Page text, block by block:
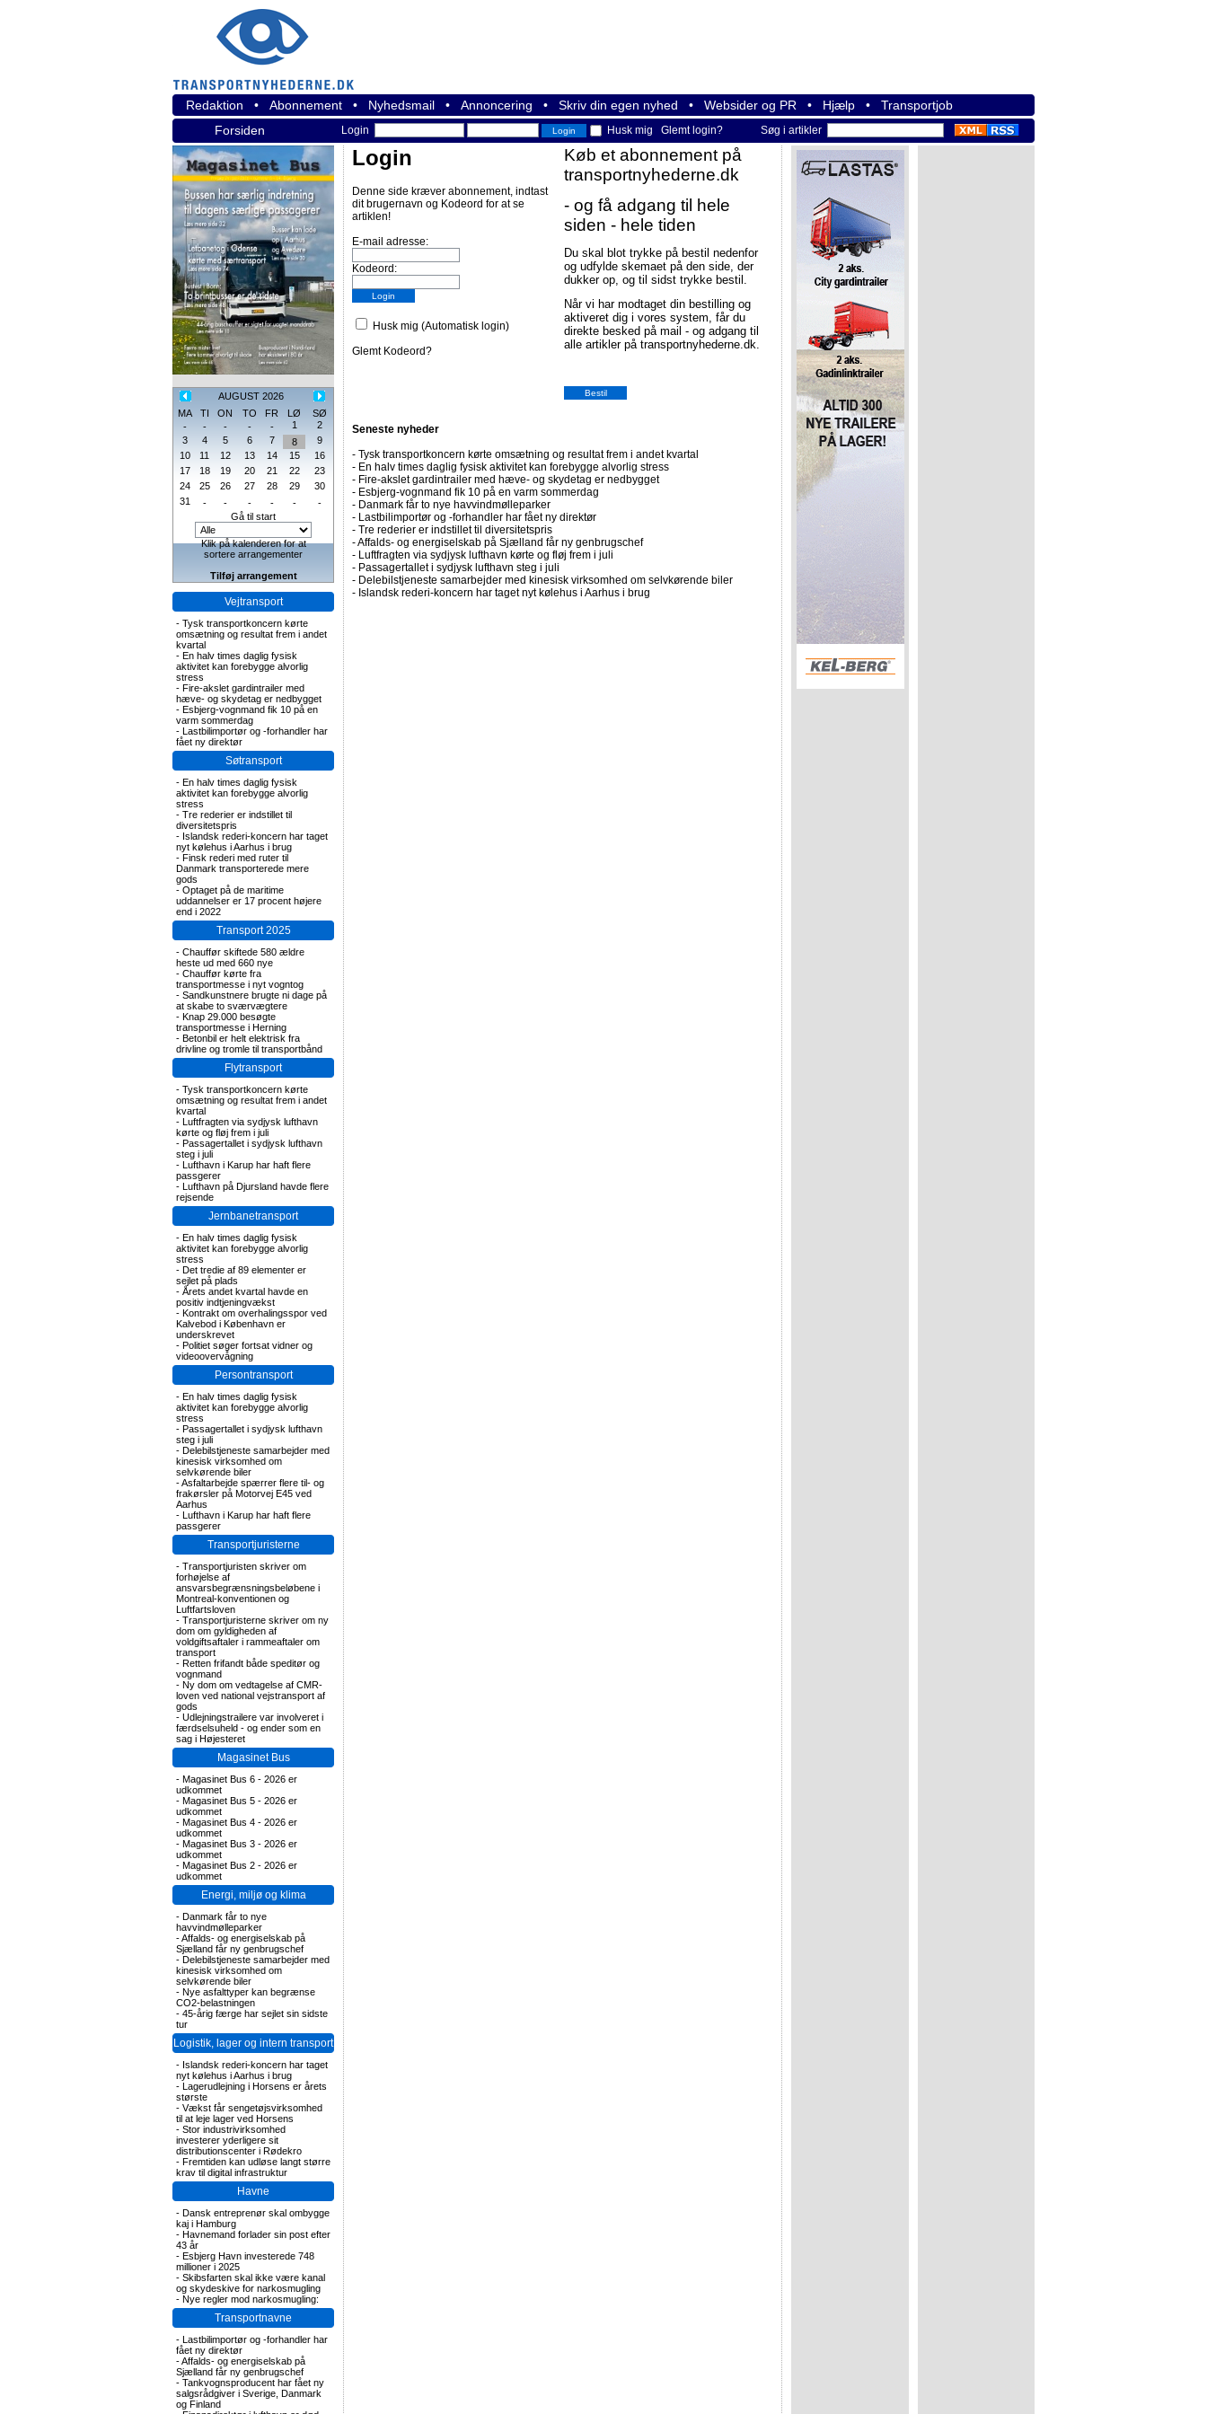
Redaktion • Abonnement • Nyhedsmail • Annoncering • Skriv din egen nyhed • Websider og PR • Hjælp • Transportjob
Forsiden
Login Husk mig Glemt login? Søg i artikler
AUGUST 2026
MA
TI ON TO FR LØ
SØ
-
- - - - 1
2
3
4 5 6 7 8
9
10
11 12 13 14 15
16
17
18 19 20 21 22
23
24
25 26 27 28 29
30
31
- - - - -
-
Gå til start
Klik på kalenderen for at
sortere arrangementer
Tilføj arrangement
Vejtransport
- Tysk transportkoncern kørte
omsætning og resultat frem i andet
kvartal
- En halv times daglig fysisk
aktivitet kan forebygge alvorlig
stress
- Fire-akslet gardintrailer med
hæve- og skydetag er nedbygget
- Esbjerg-vognmand fik 10 på en
varm sommerdag
- Lastbilimportør og -forhandler har
fået ny direktør
Søtransport
- En halv times daglig fysisk
aktivitet kan forebygge alvorlig
stress
- Tre rederier er indstillet til
diversitetspris
- Islandsk rederi-koncern har taget
nyt kølehus i Aarhus i brug
- Finsk rederi med ruter til
Danmark transporterede mere
gods
- Optaget på de maritime
uddannelser er 17 procent højere
end i 2022
Transport 2025
- Chauffør skiftede 580 ældre
heste ud med 660 nye
- Chauffør kørte fra
transportmesse i nyt vogntog
- Sandkunstnere brugte ni dage på
at skabe to sværvægtere
- Knap 29.000 besøgte
transportmesse i Herning
- Betonbil er helt elektrisk fra
drivline og tromle til transportbånd
Flytransport
- Tysk transportkoncern kørte
omsætning og resultat frem i andet
kvartal
- Luftfragten via sydjysk lufthavn
kørte og fløj frem i juli
- Passagertallet i sydjysk lufthavn
steg i juli
- Lufthavn i Karup har haft flere
passgerer
- Lufthavn på Djursland havde flere
rejsende
Jernbanetransport
- En halv times daglig fysisk
aktivitet kan forebygge alvorlig
stress
- Det tredie af 89 elementer er
sejlet på plads
- Årets andet kvartal havde en
positiv indtjeningvækst
- Kontrakt om overhalingsspor ved
Kalvebod i København er
underskrevet
- Politiet søger fortsat vidner og
videoovervågning
Persontransport
- En halv times daglig fysisk
aktivitet kan forebygge alvorlig
stress
- Passagertallet i sydjysk lufthavn
steg i juli
- Delebilstjeneste samarbejder med
kinesisk virksomhed om
selvkørende biler
-Asfaltarbejde spærrer flere til- og
frakørsler på Motorvej E45 ved
Aarhus
- Lufthavn i Karup har haft flere
passgerer
Transportjuristerne
- Transportjuristen skriver om
forhøjelse af
ansvarsbegrænsningsbeløbene i
Montreal-konventionen og
Luftfartsloven
- Transportjuristerne skriver om ny
dom om gyldigheden af
voldgiftsaftaler i rammeaftaler om
transport
- Retten frifandt både speditør og
vognmand
- Ny dom om vedtagelse af CMR-
loven ved national vejstransport af
gods
- Udlejningstrailere var involveret i
færdselsuheld - og ender som en
sag i Højesteret
Magasinet Bus
- Magasinet Bus 6 - 2026 er
udkommet
- Magasinet Bus 5 - 2026 er
udkommet
- Magasinet Bus 4 - 2026 er
udkommet
- Magasinet Bus 3 - 2026 er
udkommet
- Magasinet Bus 2 - 2026 er
udkommet
Energi, miljø og klima
- Danmark får to nye
havvindmølleparker
-Affalds- og energiselskab på
Sjælland får ny genbrugschef
- Delebilstjeneste samarbejder med
kinesisk virksomhed om
selvkørende biler
- Nye asfalttyper kan begrænse
CO2-belastningen
- 45-årig færge har sejlet sin sidste
tur
Logistik, lager og intern transport
- Islandsk rederi-koncern har taget
nyt kølehus i Aarhus i brug
- Lagerudlejning i Horsens er årets
største
- Vækst får sengetøjsvirksomhed
til at leje lager ved Horsens
- Stor industrivirksomhed
investerer yderligere sit
distributionscenter i Rødekro
- Fremtiden kan udløse langt større
krav til digital infrastruktur
Havne
- Dansk entreprenør skal ombygge
kaj i Hamburg
- Havnemand forlader sin post efter
43 år
- Esbjerg Havn investerede 748
millioner i 2025
- Skibsfarten skal ikke være kanal
og skydeskive for narkosmugling
- Nye regler mod narkosmugling:
Transportnavne
- Lastbilimportør og -forhandler har
fået ny direktør
-Affalds- og energiselskab på
Sjælland får ny genbrugschef
- Tankvognsproducent har fået ny
salgsrådgiver i Sverige, Danmark
og Finland
Login
Denne side kræver abonnement, indtast
dit brugernavn og Kodeord for at se
artiklen!
E-mail adresse:
Kodeord:
Husk mig (Automatisk login)
Glemt Kodeord?
Køb et abonnement på
transportnyhederne.dk
- og få adgang til hele
siden - hele tiden
Du skal blot trykke på bestil nedenfor
og udfylde skemaet på den side, der
dukker op, og til sidst trykke bestil.
Når vi har modtaget din bestilling og
aktiveret dig i vores system, får du
direkte besked på mail - og adgang til
alle artikler på transportnyhederne.dk.
Seneste nyheder
- Tysk transportkoncern kørte omsætning og resultat frem i andet kvartal
- En halv times daglig fysisk aktivitet kan forebygge alvorlig stress
- Fire-akslet gardintrailer med hæve- og skydetag er nedbygget
- Esbjerg-vognmand fik 10 på en varm sommerdag
- Danmark får to nye havvindmølleparker
- Lastbilimportør og -forhandler har fået ny direktør
- Tre rederier er indstillet til diversitetspris
-Affalds- og energiselskab på Sjælland får ny genbrugschef
- Luftfragten via sydjysk lufthavn kørte og fløj frem i juli
- Passagertallet i sydjysk lufthavn steg i juli
- Delebilstjeneste samarbejder med kinesisk virksomhed om selvkørende biler
- Islandsk rederi-koncern har taget nyt kølehus i Aarhus i brug